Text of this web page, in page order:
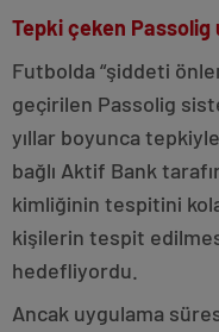
Tepkiçeken Passolig
Futbolda “şiddeti
geçirilen Passolig
yıllar boyunca tepkiyle
bağlı Aktif Bank
kimliğinin tespitini
kişilerin tespit
hedefliyordu.
Ancak uygulama